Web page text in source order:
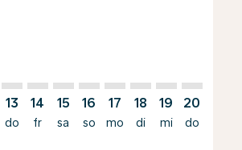
13
do
14
fr
15
sa
16
so
17
mo
18
di
19
mi
20
do